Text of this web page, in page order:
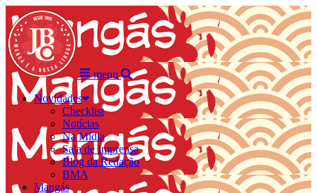
menu
Novidades
Checklist
Notícias
Na Mídia
Sala de Imprensa
Blog da Redação
BMA
Mangás